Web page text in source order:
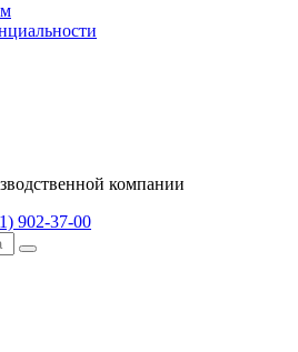
компании
902-37-00